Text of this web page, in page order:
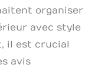
organiser
avec style
il est crucial
avis